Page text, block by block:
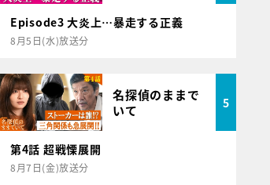
Episode3 大炎上…暴走する正義
8月5日(水)放送分
名探偵のままで
いて
5
第4話 超戦慄展開
8月7日(金)放送分